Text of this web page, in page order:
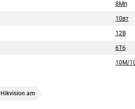
8Мп
10вт
12В
6Тб
10M/
Hikvision am